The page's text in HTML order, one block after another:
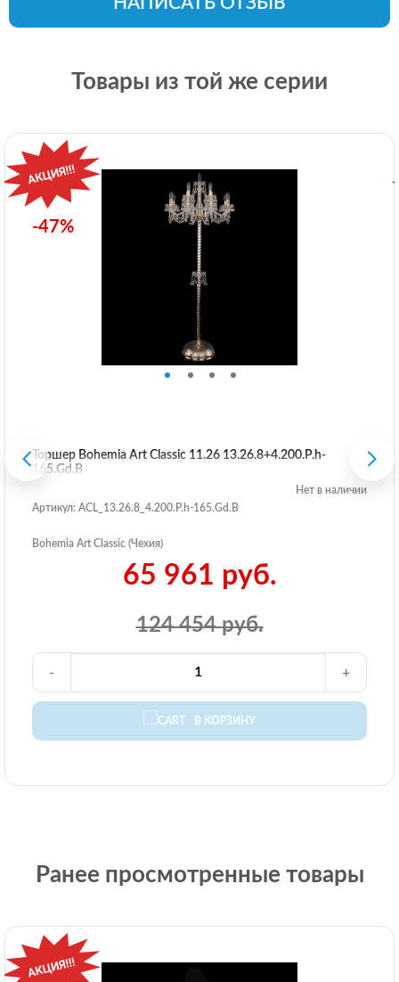
Товары из той же серии
-47%
Торшер Bohemia Art Classic 11.26 13.26.8+4.200.P.h-
165.Gd.B
Нет в наличии
Артикул: ACL_13.26.8_4.200.P.h-165.Gd.B
Bohemia Art Classic (Чехия)
124 454 руб.
65 961 руб.
В КОРЗИНУ
- +
Ранее просмотренные товары